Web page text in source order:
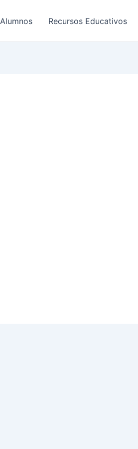
Alumnos Recursos Educativos